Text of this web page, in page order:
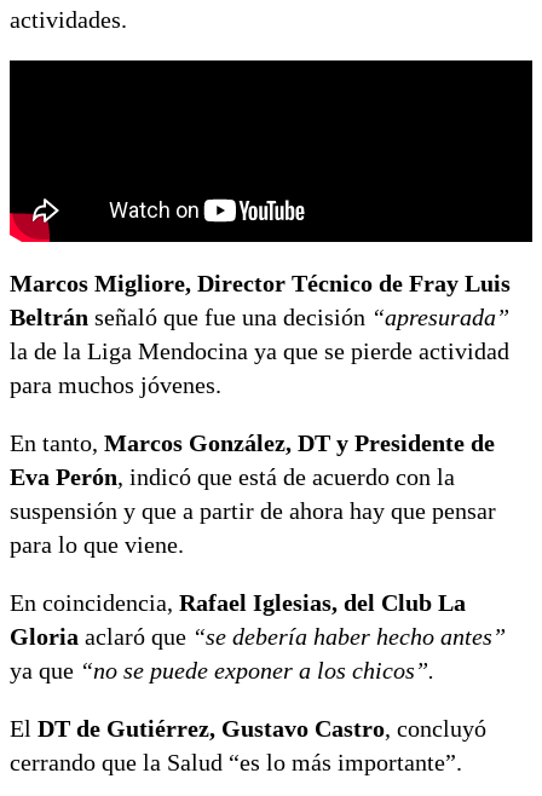
actividades.
Marcos Migliore, Director Técnico de Fray Luis
Beltrán señaló que fue una decisión “apresurada”
la de la Liga Mendocina ya que se pierde actividad
para muchos jóvenes.
En tanto, Marcos González, DT y Presidente de
Eva Perón, indicó que está de acuerdo con la
suspensión y que a partir de ahora hay que pensar
para lo que viene.
En coincidencia, Rafael Iglesias, del Club La
Gloria aclaró que “se debería haber hecho antes”
ya que “no se puede exponer a los chicos”.
El DT de Gutiérrez, Gustavo Castro, concluyó
cerrando que la Salud “es lo más importante”.